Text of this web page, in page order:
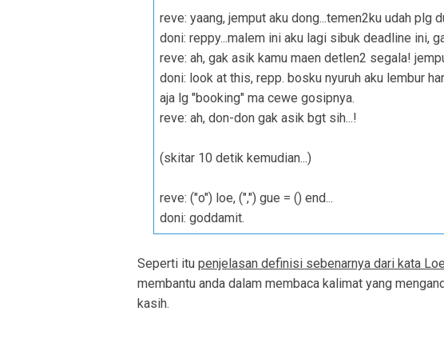
reve: yaang, jemput aku dong...temen2ku udah plg
doni: reppy...malem ini aku lagi sibuk deadline ini,
reve: ah, gak asik kamu maen detlen2 segala!
doni: look at this, repp. bosku nyuruh aku lembur
aja lg "booking" ma cewe gosipnya.
reve: ah, don-don gak asik bgt sih...!
(skitar 10 detik kemudian...)
reve: ("o") loe, (",") gue = () end...
doni: goddamit.
Seperti itu penjelasan definisi sebenarnya dari kata
membantu anda dalam membaca kalimat yang
kasih.